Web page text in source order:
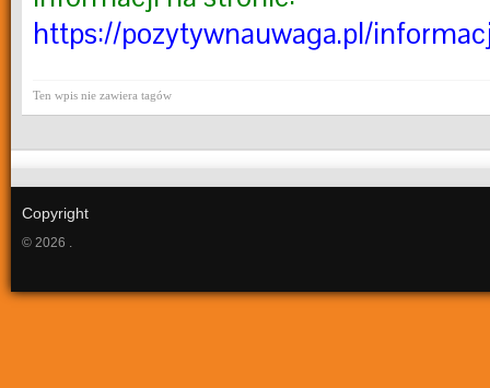
https://pozytywnauwaga.pl/
Ten wpis nie zawiera tagów
Copyright
© 2026 .